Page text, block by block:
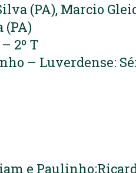
(PA), Marcio
(PA)
2º T
– Luverdense:
e